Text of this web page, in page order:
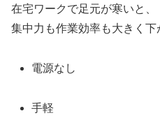
在宅ワークで足元が寒いと、
集中力も作業効率も大きく下
電源なし
手軽